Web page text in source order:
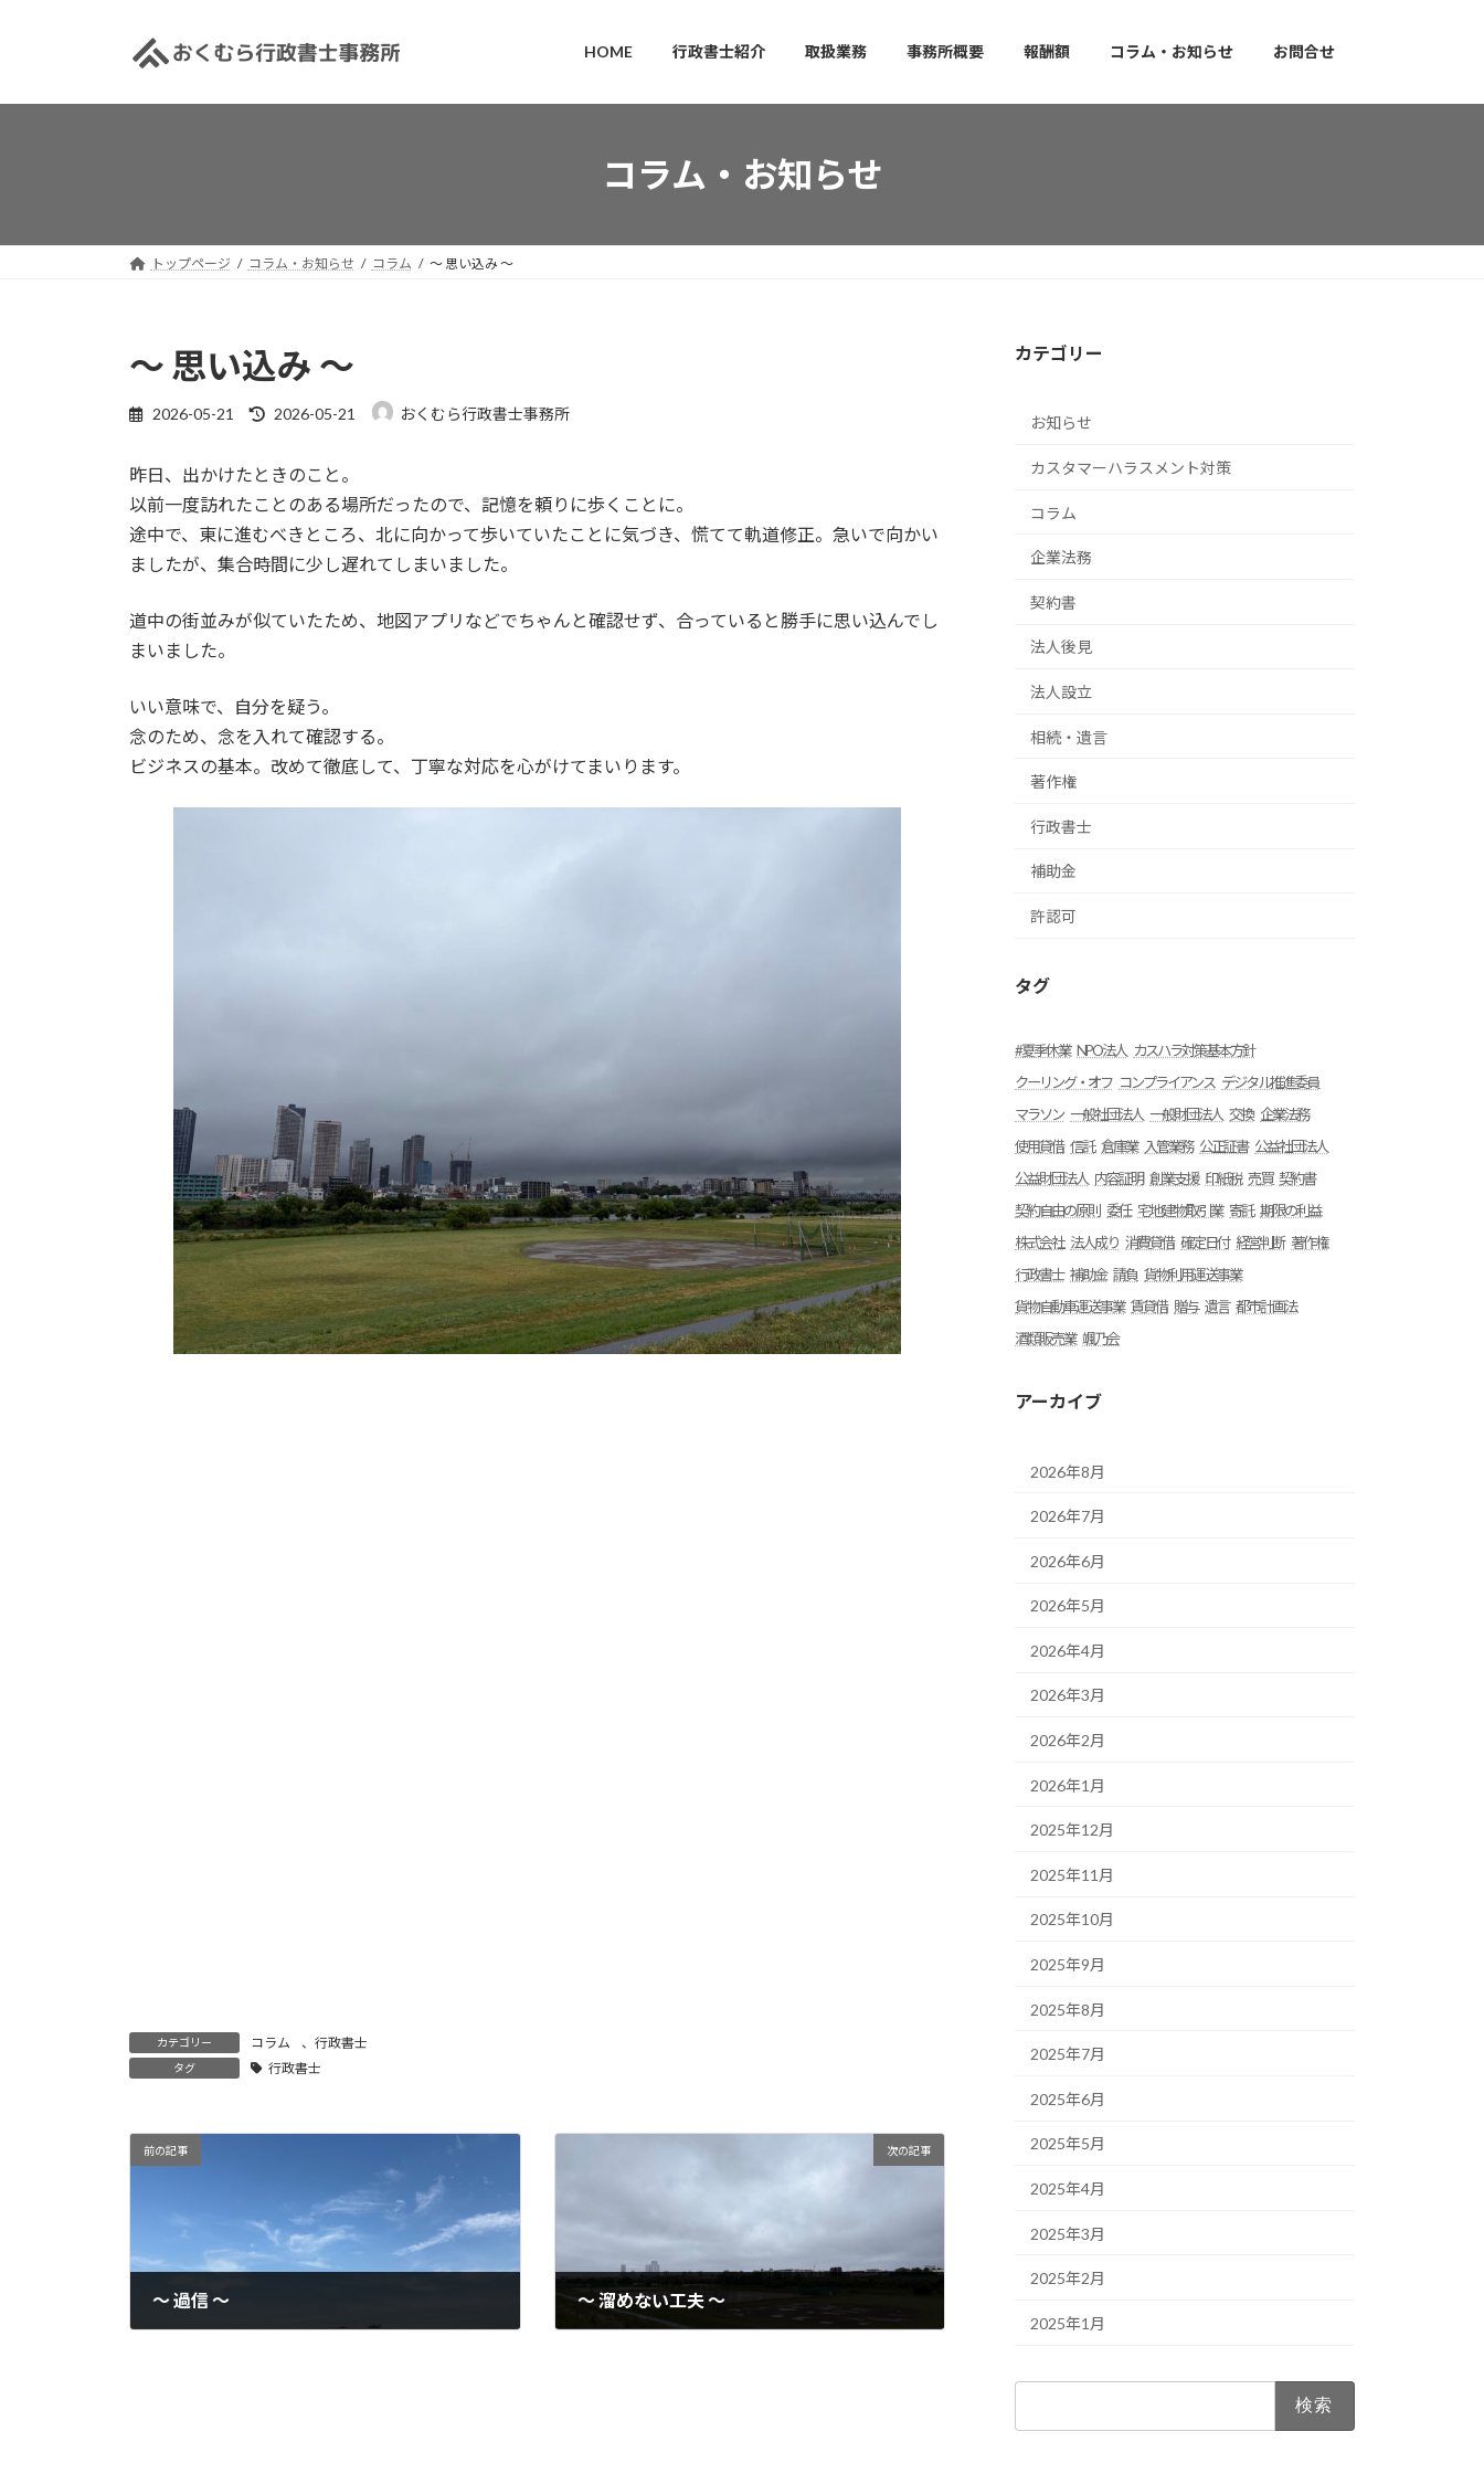
プ
動
HOME 行政書士紹介 取扱業務 事務所概要 報酬額 コラム・お知らせ お問合せ
コラム・お知らせ
トップページ コラム・お知らせ コラム 〜 思い込み 〜
〜 思い込み 〜
2026-05-21
最
新
日
:
2026-05-21 おくむら行政書士事務所
昨日、出かけたときのこと。
以前一度訪れたことのある場所だったので、記憶を頼りに歩くことに。
途中で、東に進むべきところ、北に向かって歩いていたことに気づき、慌てて軌道修正。急いで向かい
ましたが、集合時間に少し遅れてしまいました。
道中の街並みが似ていたため、地図アプリなどでちゃんと確認せず、合っていると勝手に思い込んでし
まいました。
いい意味で、自分を疑う。
念のため、念を入れて確認する。
ビジネスの基本。改めて徹底して、丁寧な対応を心がけてまいります。
カテゴリー コラム 、 行政書士
タグ 行政書士
前の記事
〜 過信 〜
次の記事
〜 溜めない工夫 〜
カテゴリー
お知らせ
カスタマーハラスメント対策
コラム
企業法務
契約書
法人後見
法人設立
相続・遺言
著作権
行政書士
補助金
許認可
タグ
#夏季休業 NPO法人 カスハラ対策基本方針
クーリング・オフ コンプライアンス デジタル推進委員
マラソン 一般社団法人 一般財団法人 交換 企業法務
使用貸借 信託 倉庫業 入管業務 公正証書 公益社団法人
公益財団法人 内容証明 創業支援 印紙税 売買 契約書
契約自由の原則 委任 宅地建物取引業 寄託 期限の利益
株式会社 法人成り 消費貸借 確定日付 経営判断 著作権
行政書士 補助金 請負 貨物利用運送事業
貨物自動車運送事業 賃貸借 贈与 遺言 都市計画法
酒類販売業 颯乃会
アーカイブ
2026年8月
2026年7月
2026年6月
2026年5月
2026年4月
2026年3月
2026年2月
2026年1月
2025年12月
2025年11月
2025年10月
2025年9月
2025年8月
2025年7月
2025年6月
2025年5月
2025年4月
2025年3月
2025年2月
2025年1月